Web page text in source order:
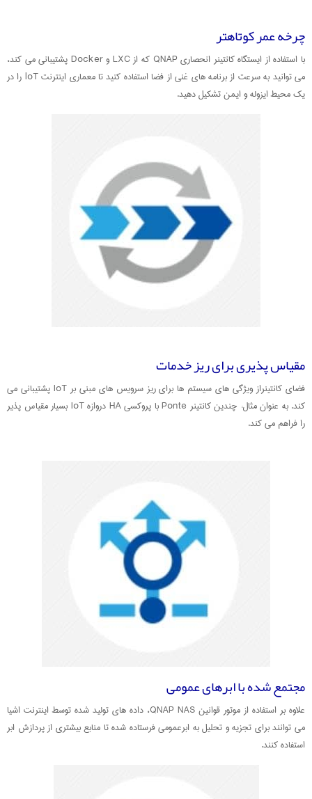
چرخه عمر کوتاهتر
با استفاده از ایستگاه کانتینر انحصاری QNAP که از LXC و Docker پشتیبانی می کند،
می توانید به سرعت از برنامه های غنی از فضا استفاده کنید تا معماری اینترنت loT را در
یک محیط ایزوله و ایمن تشکیل دهید.
مقیاس پذیری برای ریز خدمات
فضای کانتینراز ویژگی های سیستم ها برای ریز سرویس های مبنی بر IoT پشتیبانی می
کند. به عنوان مثال: چندین کانتینر Ponte با پروکسی HA دروازه IoT بسیار مقیاس پذیر
را فراهم می کند.
مجتمع شده با ابرهای عمومی
علاوه بر استفاده از موتور قوانین QNAP NAS، داده های تولید شده توسط اینترنت اشیا
می توانند برای تجزیه و تحلیل به ابرعمومی فرستاده شده تا منابع بیشتری از پردازش ابر
استفاده کنند.